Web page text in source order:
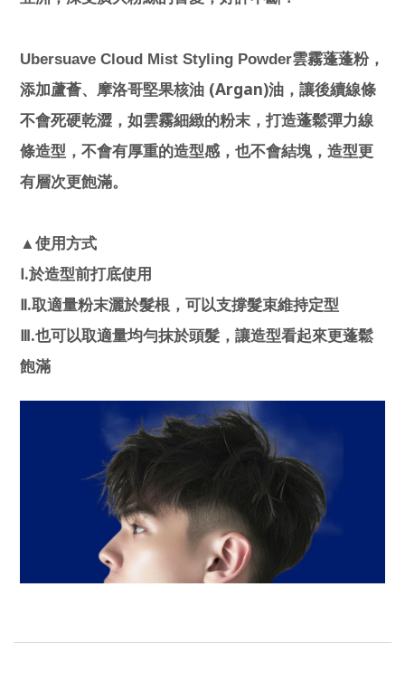
Ubersuave Cloud Mist Styling Powder雲霧蓬蓬粉，
添加蘆薈、摩洛哥堅果核油 (Argan)油，讓後續線條
不會死硬乾澀，如雲霧細緻的粉末，打造蓬鬆彈力線
條造型，不會有厚重的造型感，也不會結塊，造型更
有層次更飽滿。
▲使用方式
Ⅰ.於造型前打底使用
Ⅱ.取適量粉末灑於髮根，可以支撐髮束維持定型
Ⅲ.也可以取適量均勻抹於頭髮，讓造型看起來更蓬鬆
飽滿